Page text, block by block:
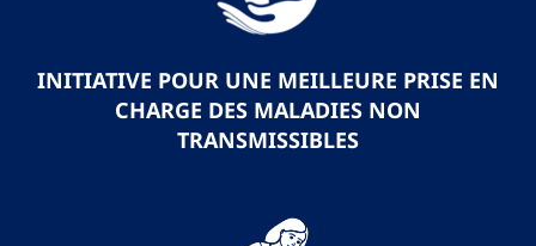
INITIATIVE POUR UNE MEILLEURE PRISE EN
CHARGE DES MALADIES NON
TRANSMISSIBLES